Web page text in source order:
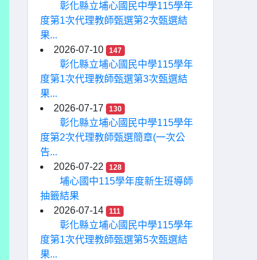
彰化縣立埔心國民中學115學年
度第1次代理教師甄選第2次甄選結
果...
2026-07-10
147
彰化縣立埔心國民中學115學年
度第1次代理教師甄選第3次甄選結
果...
2026-07-17
130
彰化縣立埔心國民中學115學年
度第2次代理教師甄選簡章(一次公
告...
2026-07-22
128
埔心國中115學年度新生班導師
抽籤結果
2026-07-14
111
彰化縣立埔心國民中學115學年
度第1次代理教師甄選第5次甄選結
果...